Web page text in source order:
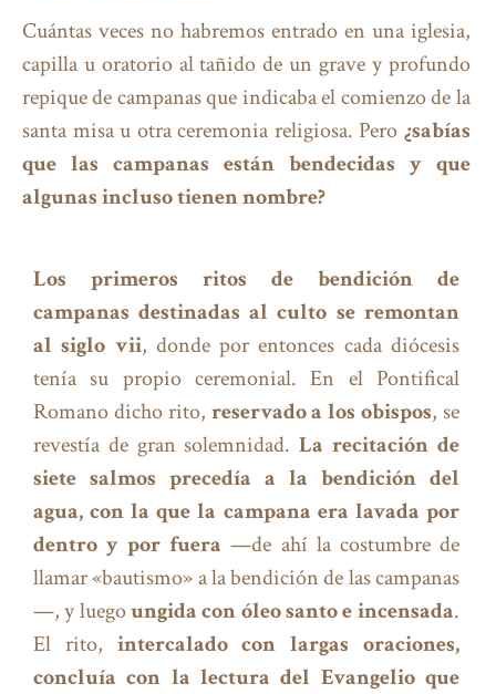
Cuántas veces no habremos entrado en una iglesia,
capilla u oratorio al tañido de un grave y profundo
repique de campanas que indicaba el comienzo de la
santa misa u otra ceremonia religiosa. Pero ¿sabías
que las campanas están bendecidas y que
algunas incluso tienen nombre?
Los primeros ritos de bendición de
campanas destinadas al culto se remontan
al siglo vii, donde por entonces cada diócesis
tenía su propio ceremonial. En el Pontifical
Romano dicho rito, reservado a los obispos, se
revestía de gran solemnidad.La recitación de
siete salmos precedía a la bendición del
agua, con la que la campana era lavada por
dentro y por fuera —de ahí la costumbre de
llamar «bautismo» a la bendición de las campanas
—, y luegoungida con óleo santo e incensada.
El rito, intercalado con largas oraciones,
concluía con la lectura del Evangelio que